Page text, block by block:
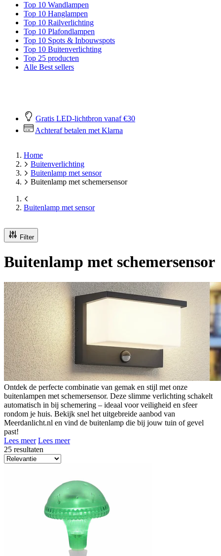
Top 10 Wandlampen
Top 10 Hanglampen
Top 10 Railverlichting
Top 10 Plafondlampen
Top 10 Spots & Inbouwspots
Top 10 Buitenverlichting
Top 25 producten
Alle Best sellers
Gratis LED-lichtbron vanaf €30
Achteraf betalen met Klarna
Home
Buitenverlichting
Buitenlamp met sensor
Buitenlamp met schemersensor
Buitenlamp met sensor
Filter
Buitenlamp met schemersensor
Ontdek de perfecte combinatie van gemak en stijl met onze
buitenlampen met schemersensor. Deze slimme verlichting schakelt
automatisch in bij schemering – ideaal voor veiligheid en sfeer
rondom je huis. Bekijk snel het uitgebreide aanbod van
Meerdanlicht.nl en vind de buitenlamp die bij jouw tuin of gevel
past!
Lees meer Lees meer
25 resultaten